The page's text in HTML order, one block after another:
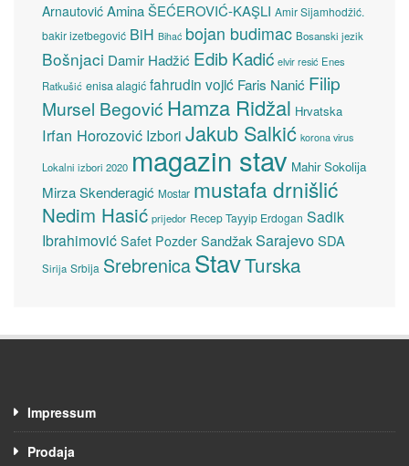
Arnautović Amina ŠEĆEROVIĆ-KAŞLI Amir Sijamhodžić.
bakir izetbegović BiH Bihać bojan budimac Bosanski jezik
Bošnjaci Damir Hadžić Edib Kadić elvir resić Enes
Ratkušić enisa alagić fahrudin vojić Faris Nanić Filip
Mursel Begović Hamza Ridžal Hrvatska
Irfan Horozović Izbori Jakub Salkić korona virus
Lokalni izbori 2020 magazin stav Mahir Sokolija
Mirza Skenderagić Mostar mustafa drnišlić
Nedim Hasić prijedor Recep Tayyip Erdogan Sadik
Ibrahimović Safet Pozder SandžakSarajevoSDA
Sirija Srbija SrebrenicaStavTurska
Impressum
Prodaja